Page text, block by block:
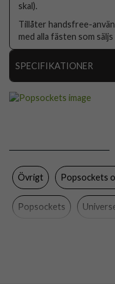
skal).
Tillåter handsfree-
med alla fästen som säljs
SPECIFIKATIONER
Material
Varumärke
Övrigt Popsockets
Popsockets